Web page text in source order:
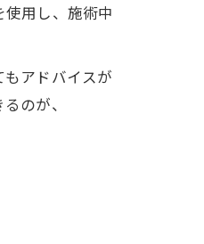
用し、施術中
アドバイスが
のが、